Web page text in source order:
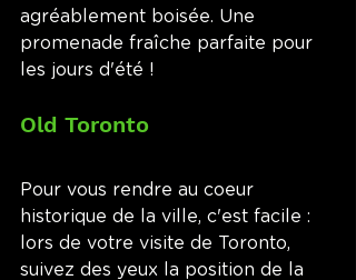
agréablement boisée. Une
promenade fraîche parfaite pour
les jours d'été !
Old Toronto
Pour vous rendre au coeur
historique de la ville, c'est facile :
lors de votre visite de Toronto,
suivez des yeux la position de la